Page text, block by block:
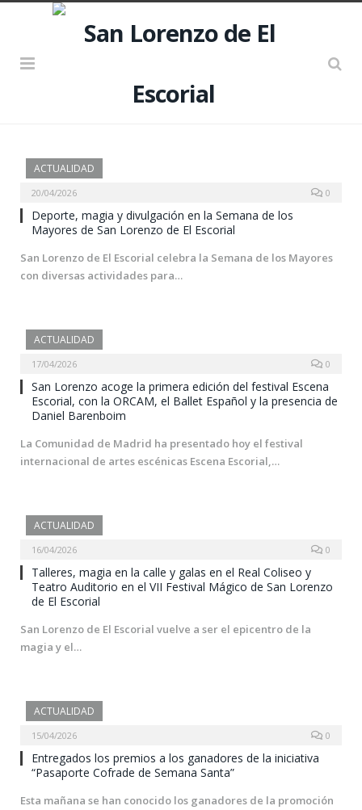
ACTUALIDAD
20/04/2026 0
Deporte, magia y divulgación en la Semana de los
Mayores de San Lorenzo de El Escorial
San Lorenzo de El Escorial celebra la Semana de los Mayores
con diversas actividades para…
ACTUALIDAD
17/04/2026 0
San Lorenzo acoge la primera edición del festival Escena
Escorial, con la ORCAM, el Ballet Español y la presencia de
Daniel Barenboim
La Comunidad de Madrid ha presentado hoy el festival
internacional de artes escénicas Escena Escorial,…
ACTUALIDAD
16/04/2026 0
Talleres, magia en la calle y galas en el Real Coliseo y
Teatro Auditorio en el VII Festival Mágico de San Lorenzo
de El Escorial
San Lorenzo de El Escorial vuelve a ser el epicentro de la
magia y el…
ACTUALIDAD
15/04/2026 0
Entregados los premios a los ganadores de la iniciativa
“Pasaporte Cofrade de Semana Santa”
Esta mañana se han conocido los ganadores de la promoción